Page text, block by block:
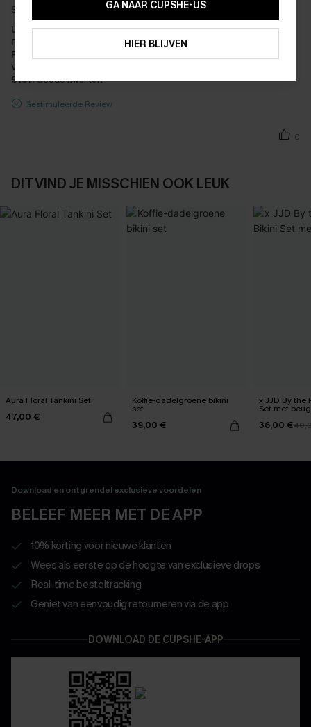
Super mooi
Uiterlijk:Zeer tevreden
Prestaties:
Overtreft de verwachtingen
Prijs-kwaliteitverhouding:
Vakmanschap:
Stof:Goede kwaliteit
Gestimuleerde Review
0
DIT VIND JE MISSCHIEN OOK LEUK
Aura Floral Tankini Set
47,00 €
Koffie-dadelgroene bikini
set
39,00 €
x JJD By the
Set met
36,00 €
Download en ontgrendel exclusieve voordelen
BELEEF MEER MET DE APP
10% korting voor nieuwe klanten
Wees als eerste op de hoogte van exclusieve drops
Real-time besteltracking
Geniet van eenvoudig retourneren via de app
DOWNLOAD DE CUPSHE-APP
GA NAAR CUPSHE-US
HIER BLIJVEN
ABONNEREN